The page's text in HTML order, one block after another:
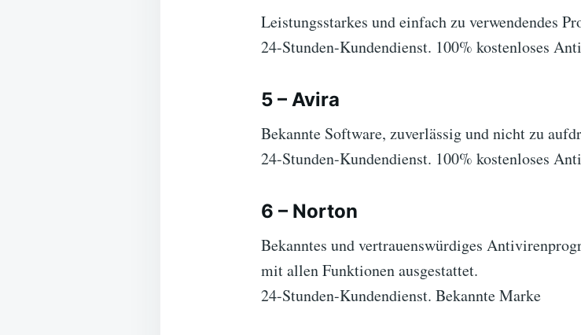
Leistungsstarkes und einfach zu verwendendes
24-Stunden-Kundendienst. 100% kostenloses
5 – Avira
Bekannte Software, zuverlässig und nicht zu
24-Stunden-Kundendienst. 100% kostenloses
6 – Norton
Bekanntes und vertrauenswürdiges
mit allen Funktionen ausgestattet.
24-Stunden-Kundendienst. Bekannte Marke